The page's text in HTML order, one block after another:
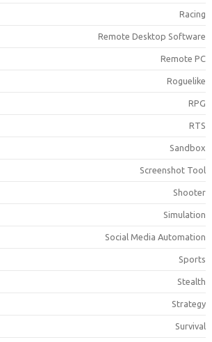
Remote Desktop
Remote
Screenshot
Social Media